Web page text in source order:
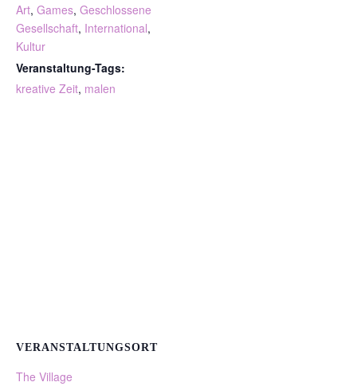
Art, Games, Geschlossene
Gesellschaft, International,
Kultur
Veranstaltung-Tags:
kreative Zeit, malen
VERANSTALTUNGSORT
The Village